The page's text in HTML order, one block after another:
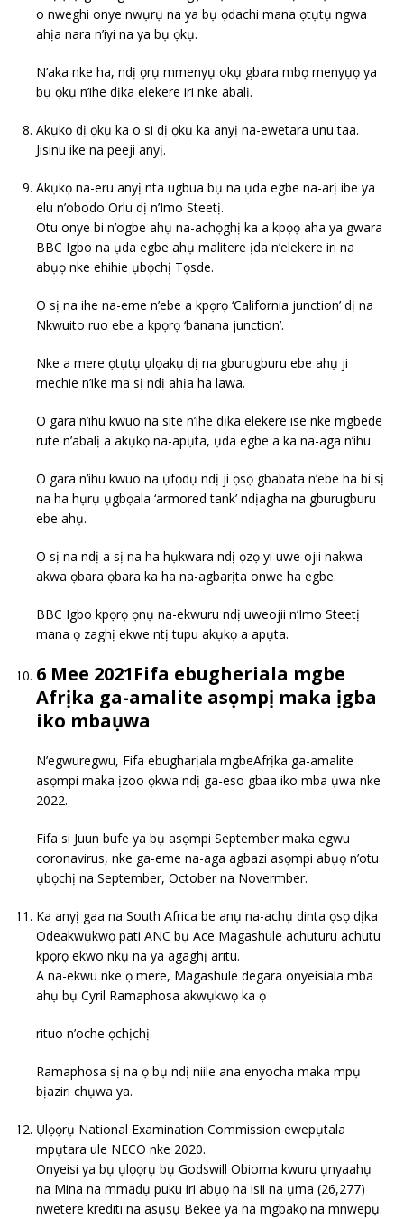
o nweghi onye nwụrụ na ya bụ ọdachi mana ọtụtụ ngwa
ahịa nara n’iyi na ya bụ ọkụ.
N’aka nke ha, ndị ọrụ mmenyụ okụ gbara mbọ menyụọ ya
bụ ọkụ n’ihe dịka elekere iri nke abalị.
Akụkọ dị ọkụ ka o si dị ọkụ ka anyị na-ewetara unu taa.
Jisinu ike na peeji anyị.
Akụkọ na-eru anyị nta ugbua bụ na ụda egbe na-arị ibe ya
elu n’obodo Orlu dị n’Imo Steetị.
Otu onye bi n’ogbe ahụ na-achọghị ka a kpọọ aha ya gwara
BBC Igbo na ụda egbe ahụ malitere ịda n’elekere iri na
abụọ nke ehihie ụbọchị Tọsde.
Ọ sị na ihe na-eme n’ebe a kpọrọ ‘California junction’ dị na
Nkwuito ruo ebe a kpọrọ ‘banana junction’.
Nke a mere ọtụtụ ụlọakụ dị na gburugburu ebe ahụ ji
mechie n’ike ma sị ndị ahịa ha lawa.
Ọ gara n’ihu kwuo na site n’ihe dịka elekere ise nke mgbede
rute n’abalị a akụkọ na-apụta, ụda egbe a ka na-aga n’ihu.
Ọ gara n’ihu kwuo na ụfọdụ ndị ji ọsọ gbabata n’ebe ha bi sị
na ha hụrụ ụgbọala ‘armored tank’ ndịagha na gburugburu
ebe ahụ.
Ọ sị na ndị a sị na ha hụkwara ndị ọzọ yi uwe ojii nakwa
akwa ọbara ọbara ka ha na-agbarịta onwe ha egbe.
BBC Igbo kpọrọ ọnụ na-ekwuru ndị uweojii n’Imo Steetị
mana ọ zaghị ekwe ntị tupu akụkọ a apụta.
6 Mee 2021Fifa ebugheriala mgbe
Afrịka ga-amalite asọmpị maka ịgba
iko mbaụwa
N’egwuregwu, Fifa ebugharịala mgbeAfrịka ga-amalite
asọmpi maka ịzoo ọkwa ndị ga-eso gbaa iko mba ụwa nke
2022.
Fifa si Juun bufe ya bụ asọmpi September maka egwu
coronavirus, nke ga-eme na-aga agbazi asọmpi abụọ n’otu
ụbọchị na September, October na Novermber.
Ka anyị gaa na South Africa be anụ na-achụ dinta ọsọ dịka
Odeakwụkwọ pati ANC bụ Ace Magashule achuturu achutu
kpọrọ ekwo nkụ na ya agaghị aritu.
A na-ekwu nke ọ mere, Magashule degara onyeisiala mba
ahụ bụ Cyril Ramaphosa akwụkwọ ka ọ
rituo n’oche ọchịchị.
Ramaphosa sị na ọ bụ ndị niile ana enyocha maka mpụ
bịaziri chụwa ya.
Ụlọọrụ National Examination Commission ewepụtala
mpụtara ule NECO nke 2020.
Onyeisi ya bụ ụlọọrụ bụ Godswill Obioma kwuru ụnyaahụ
na Mina na mmadụ puku iri abụọ na isii na ụma (26,277)
nwetere krediti na asụsụ Bekee ya na mgbakọ na mnwepụ.